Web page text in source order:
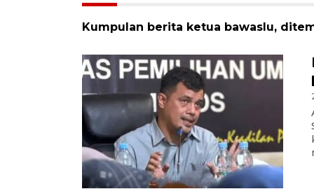
Kumpulan berita ketua bawaslu,